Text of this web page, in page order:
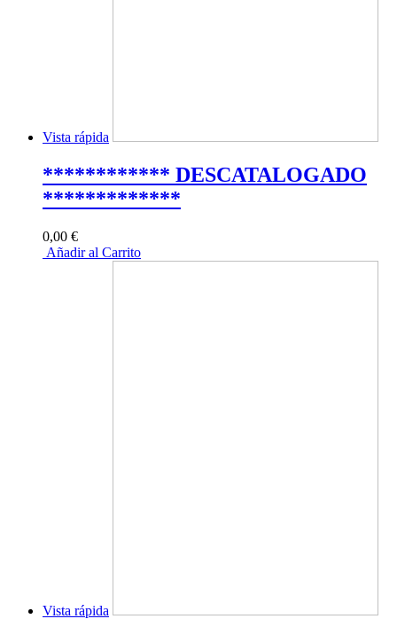
Vista rápida
************ DESCATALOGADO
*************
0,00 €
Añadir al Carrito
Vista rápida